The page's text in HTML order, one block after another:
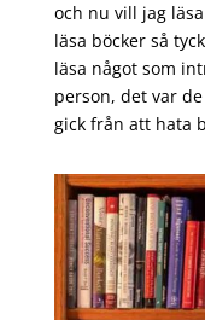
och nu vill jag
läsa böcker så
läsa något som
person, det var
gick från att hata